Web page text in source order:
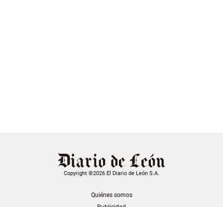
Copyright ©2026 El Diario de León S.A.
Quiénes somos